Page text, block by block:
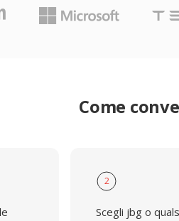
Come
2
Scegli jbg o